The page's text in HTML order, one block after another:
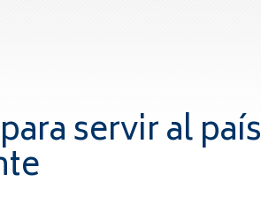
servir al país